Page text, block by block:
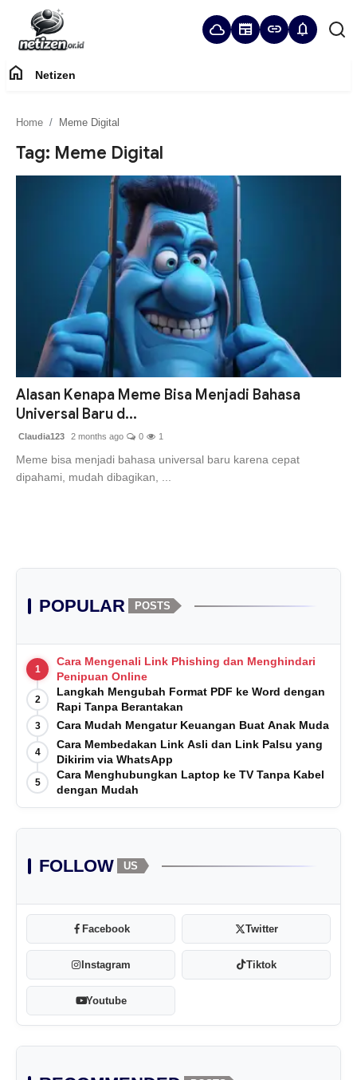
cloud newspaper link notifications
Panduan Komunitas
home Netizen
Home Meme Digital
Tag: Meme Digital
Alasan Kenapa Meme Bisa Menjadi Bahasa
Universal Baru d...
Claudia123 2 months ago 0 1
Meme bisa menjadi bahasa universal baru karena cepat
dipahami, mudah dibagikan, ...
POPULAR POSTS
1
Cara Mengenali Link Phishing dan Menghindari
Penipuan Online
2
Langkah Mengubah Format PDF ke Word dengan
Rapi Tanpa Berantakan
3 Cara Mudah Mengatur Keuangan Buat Anak Muda
4
Cara Membedakan Link Asli dan Link Palsu yang
Dikirim via WhatsApp
5
Cara Menghubungkan Laptop ke TV Tanpa Kabel
dengan Mudah
FOLLOW US
Facebook Twitter
Instagram Tiktok
Youtube